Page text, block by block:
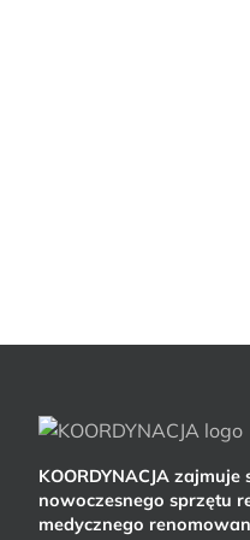
KOORDYNACJA
nowoczesnego sprzętu
medycznego